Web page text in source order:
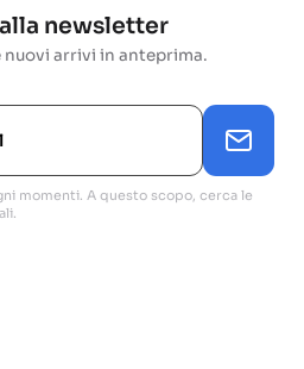
newsletter
arrivi in anteprima.
momenti. A questo scopo, cerca le